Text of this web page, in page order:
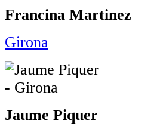
Francina Martinez
Girona
Jaume Piquer